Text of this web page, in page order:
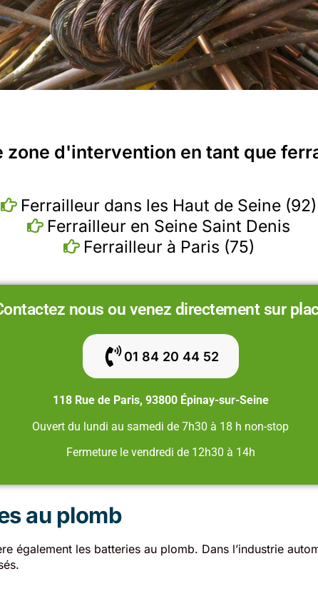
zone d'intervention en tant que
Ferrailleur dans les Haut de Seine (92)
Ferrailleur en Seine Saint Denis
Ferrailleur à Paris (75)
nous ou venez directement sur
01 84 20 44 52
118 Rue de Paris, 93800 Épinay-sur-Seine
Ouvert du lundi au samedi de 7h30 à 18 h non-stop
Fermeture le vendredi de 12h30 à 14h
au plomb
également les batteries au plomb. Dans l’industrie